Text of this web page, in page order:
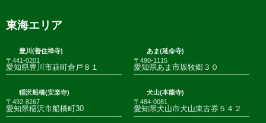
東海エリア
豊川(善住禅寺)
〒441-0201
愛知県豊川市萩町倉戸８１
あま(延命寺)
〒490-1115
愛知県あま市坂牧郷３０
稲沢船橋(安楽寺)
〒492-8267
愛知県稲沢市船橋町30
犬山(本龍寺)
〒484-0081
愛知県犬山市犬山東古券５４２